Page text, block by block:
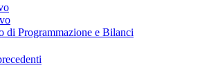
di Programmazione e Bilanci